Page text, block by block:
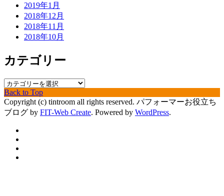
2019年1月
2018年12月
2018年11月
2018年10月
カテゴリー
カ
テ
ゴ
リ
Back to Top
Copyright (c) tintroom all rights reserved. パフォーマーお役立ち
ブログ by FIT-Web Create. Powered by WordPress.